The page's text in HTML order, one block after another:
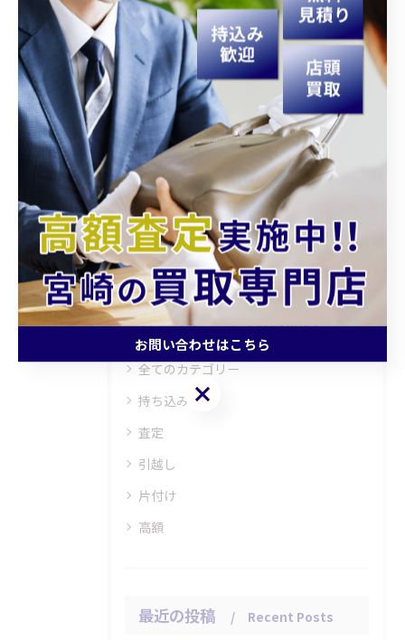
< 前のページ 一覧に戻る 次のページ >
関連タグ
#宮崎 #買取 #生前整理 #遺品整理
カテゴリー Categories
全てのカテゴリー
持ち込み
査定
引越し
片付け
高額
最近の投稿 Recent Posts
お問い合わせはこちら
お問い合わせはこちら